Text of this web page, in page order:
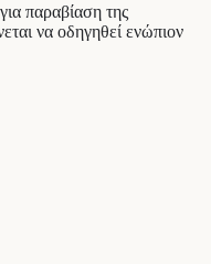
παραβίαση της
να οδηγηθεί ενώπιον